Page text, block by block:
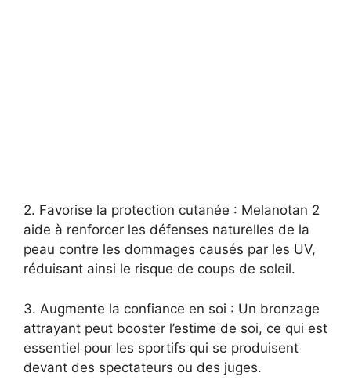
2. Favorise la protection cutanée : Melanotan 2
aide à renforcer les défenses naturelles de la
peau contre les dommages causés par les UV,
réduisant ainsi le risque de coups de soleil.
3. Augmente la confiance en soi : Un bronzage
attrayant peut booster l’estime de soi, ce qui est
essentiel pour les sportifs qui se produisent
devant des spectateurs ou des juges.